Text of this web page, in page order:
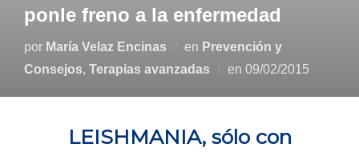
ponle freno a la enfermedad
por María Velaz Encinas en Prevención y
Consejos, Terapias avanzadas en Publicado
09/02/2015
LEISHMANIA, sólo con